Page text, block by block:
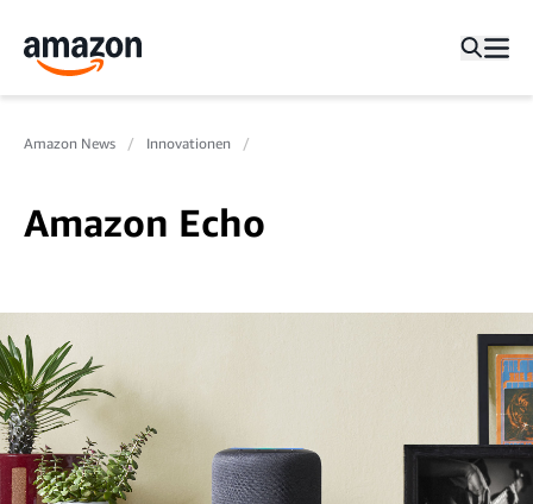
Amazon News Innovationen
Amazon Echo